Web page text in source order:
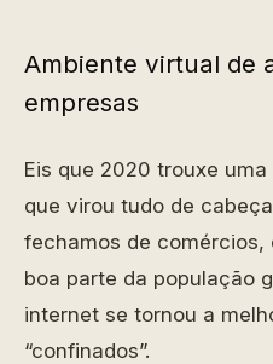
Ambiente virtual de
empresas
Eis que 2020 trouxe
que virou tudo de
fechamos de comércios,
boa parte da população
internet se tornou a
“confinados”.